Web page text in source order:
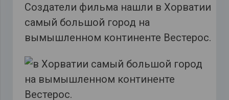
Создатели фильма нашли в Хорватии
самый большой город на
вымышленном континенте Вестерос.